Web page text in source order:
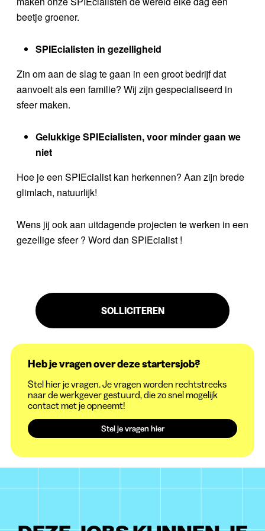
beetje groener.
SPIEcialisten in gezelligheid
Zin om aan de slag te gaan in een groot bedrijf dat
aanvoelt als een familie? Wij zijn gespecialiseerd in
sfeer maken.
Gelukkige SPIEcialisten, voor minder gaan we
niet
Hoe je een SPIEcialist kan herkennen? Aan zijn brede
glimlach, natuurlijk!
Wens jij ook aan uitdagende projecten te werken in een
gezellige sfeer ? Word dan SPIEcialist !
SOLLICITEREN
Heb je vragen over deze startersjob?
Stel hier je vragen. Je vragen worden rechtstreeks
naar de werkgever gestuurd, die zo snel mogelijk
contact met je opneemt!
Stel je vragen hier